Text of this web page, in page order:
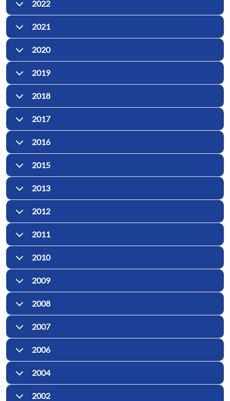
2022
2021
2020
2019
2018
2017
2016
2015
2013
2012
2011
2010
2009
2008
2007
2006
2004
2002